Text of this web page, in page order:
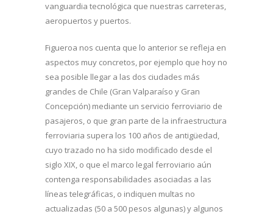
vanguardia tecnológica que nuestras carreteras,
aeropuertos y puertos.
Figueroa nos cuenta que lo anterior se refleja en
aspectos muy concretos, por ejemplo que hoy no
sea posible llegar a las dos ciudades más
grandes de Chile (Gran Valparaíso y Gran
Concepción) mediante un servicio ferroviario de
pasajeros, o que gran parte de la infraestructura
ferroviaria supera los 100 años de antigüedad,
cuyo trazado no ha sido modificado desde el
siglo XIX, o que el marco legal ferroviario aún
contenga responsabilidades asociadas a las
líneas telegráficas, o indiquen multas no
actualizadas (50 a 500 pesos algunas) y algunos